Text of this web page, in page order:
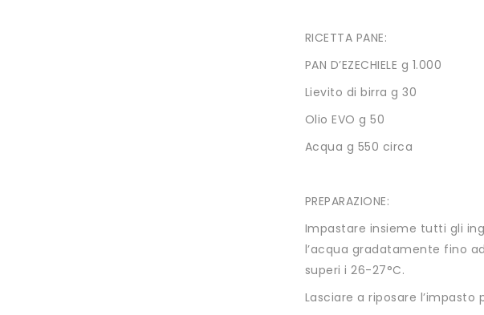
RICETTA PANE:
PAN D’EZECHIELE g 1.000
Lievito di birra g 30
Olio EVO g 50
Acqua g 550 circa
PREPARAZIONE:
Impastare insieme tutti gli
l’acqua gradatamente fino
superi i 26-27°C.
Lasciare a riposare